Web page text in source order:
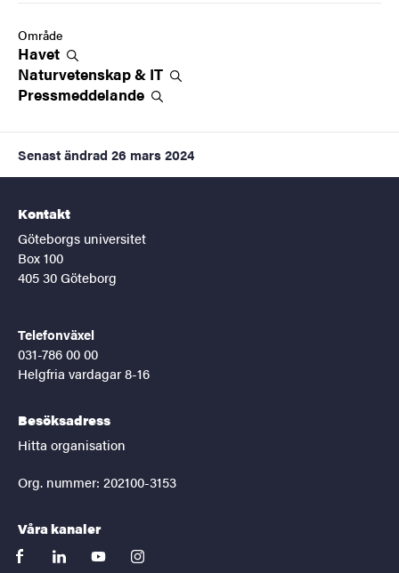
Område
Havet
Naturvetenskap & IT
Pressmeddelande
Senast ändrad 26 mars 2024
Kontakt
Göteborgs universitet
Box 100
405 30 Göteborg
Telefonväxel
031-786 00 00
Helgfria vardagar 8-16
Besöksadress
Hitta organisation
Org. nummer: 202100-3153
Våra kanaler
facebooklinkedinyoutubeinstagram